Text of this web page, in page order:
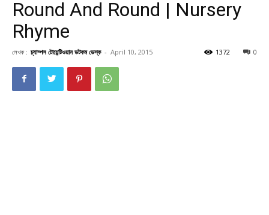
Round And Round | Nursery
Rhyme
লেখক : চ্যাম্পস টোয়েন্টিওয়ান ডটকম ডেস্ক - April 10, 2015 0
1372